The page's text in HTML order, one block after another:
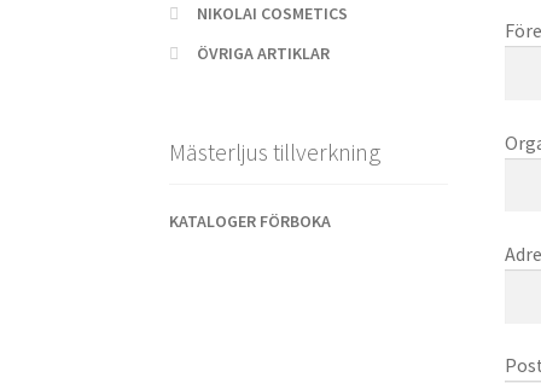
NIKOLAI COSMETICS
ÖVRIGA ARTIKLAR
Mästerljus tillverkning
KATALOGER FÖRBOKA